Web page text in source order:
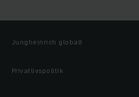
Jungheinrich globalt
Privatlivspolitik